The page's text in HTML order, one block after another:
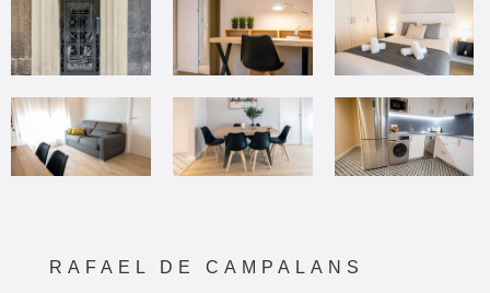
RAFAEL DE CAMPALANS